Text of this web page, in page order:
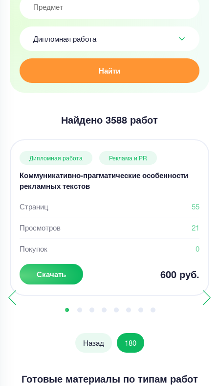
Дипломная работа
Найти
Найдено 3588 работ
Дипломная работа Реклама и PR
Коммуникативно-прагматические особенности
рекламных текстов
Страниц 55
Просмотров 21
Покупок 0
Скачать 600 руб.
Назад 180
Готовые материалы по типам работ